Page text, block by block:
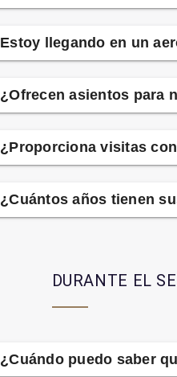
Estoy llegando en un
¿Ofrecen asientos para
¿Proporciona visitas
¿Cuántos años tienen
DURANTE EL
¿Cuándo puedo saber